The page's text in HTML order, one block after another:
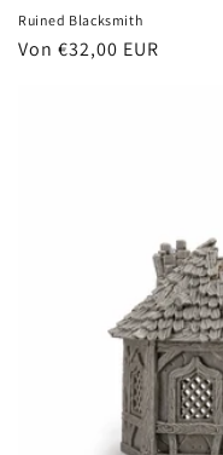
Ruined Blacksmith
Normaler
Von €32,00 EUR